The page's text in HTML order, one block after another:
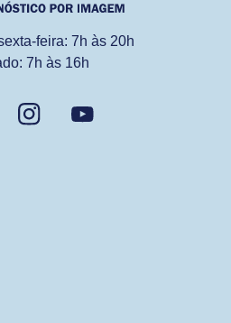
feira: 7h às 20h
7h às 16h